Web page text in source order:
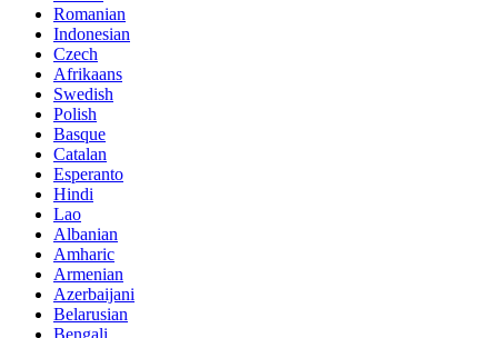
Romanian
Indonesian
Czech
Afrikaans
Swedish
Polish
Basque
Catalan
Esperanto
Hindi
Lao
Albanian
Amharic
Armenian
Azerbaijani
Belarusian